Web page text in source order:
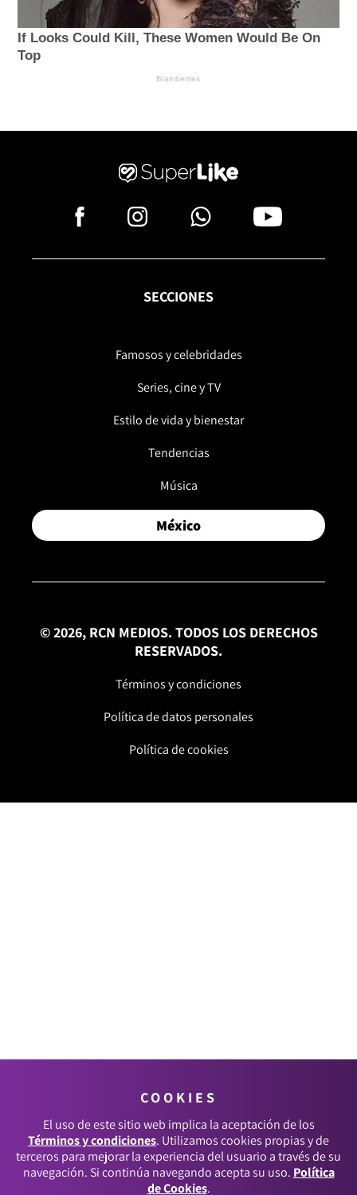
SECCIONES
Famosos y celebridades
Series, cine y TV
Estilo de vida y bienestar
Tendencias
Música
México
© 2026, RCN MEDIOS. TODOS LOS DERECHOS
RESERVADOS.
Términos y condiciones
Política de datos personales
Política de cookies
COOKIES
El uso de este sitio web implica la aceptación de los
Términos y condiciones. Utilizamos cookies propias y de
terceros para mejorar la experiencia del usuario a través de su
navegación. Si continúa navegando acepta su uso. Política
de Cookies.